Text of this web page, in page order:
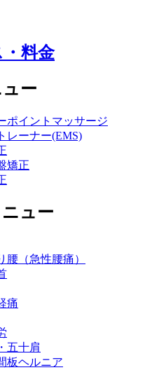
料金
ー
ポイントマッサージ
レーナー(EMS)
矯正
ュー
腰（急性腰痛）
痛
五十肩
板ヘルニア